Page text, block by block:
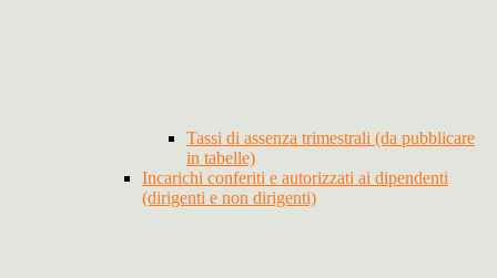
Tassi di assenza trimestrali (da pubblicare
in tabelle)
Incarichi conferiti e autorizzati ai dipendenti
(dirigenti e non dirigenti)